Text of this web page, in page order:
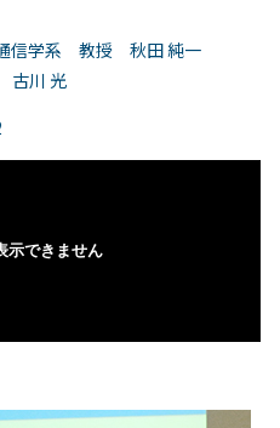
信学系 教授 秋田 純一
光